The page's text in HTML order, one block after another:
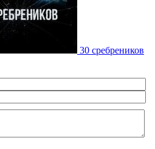
30 сребреников